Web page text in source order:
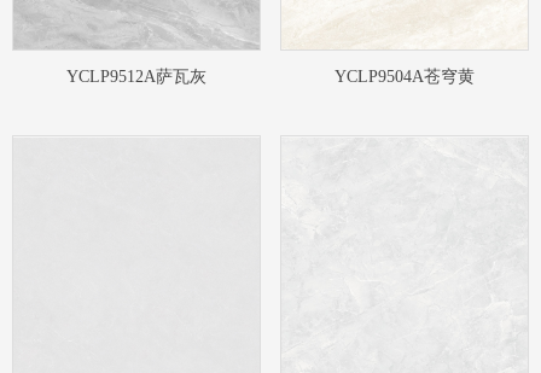
YCLP9512A萨瓦灰 YCLP9504A苍穹黄